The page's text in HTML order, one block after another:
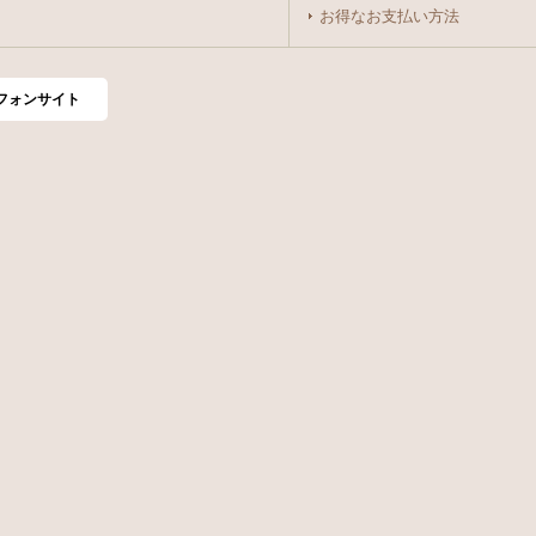
お得なお支払い方法
ォンサイト